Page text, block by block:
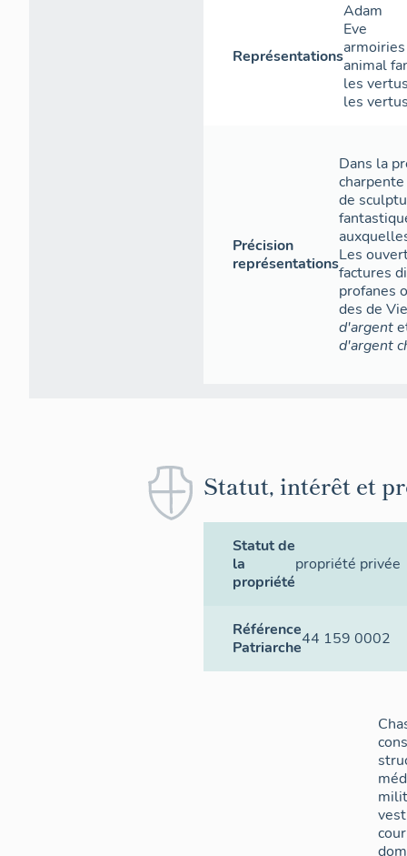
Représentations
Adam
Eve
armoiries
animal
les
les
Précision
représentations
Dans la
de
Les
factures
profanes
des de
d'argent
d'argent
Statut, intérêt et
Statut de
la
propriété
propriété privée
Référence
Patriarche44 159 0002